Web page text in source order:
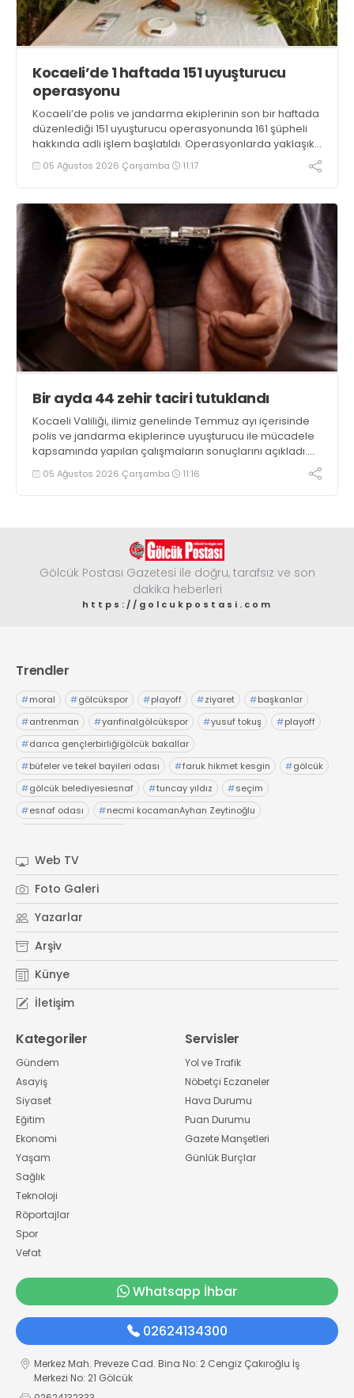
Kocaeli’de 1 haftada 151 uyuşturucu
operasyonu
Kocaeli’de polis ve jandarma ekiplerinin son bir haftada
düzenlediği 151 uyuşturucu operasyonunda 161 şüpheli
hakkında adli işlem başlatıldı. Operasyonlarda yaklaşık
2 kilogram uyuşturucu madde ile 121 kök kenevir bitkisi
ele geçirilirken, 9 şüpheli tutuklandı
05 Ağustos 2026 Çarşamba 11:17
Bir ayda 44 zehir taciri tutuklandı
Kocaeli Valiliği, ilimiz genelinde Temmuz ayı içerisinde
polis ve jandarma ekiplerince uyuşturucu ile mücadele
kapsamında yapılan çalışmaların sonuçlarını açıkladı.
Çalışmalar sonucunda uyuşturucu ve uyarıcı madde
kullanan, ticaretini ve sevkiyatını yapan 44 şahıs
05 Ağustos 2026 Çarşamba 11:16
Gölcük Postası Gazetesi ile doğru, tarafsız ve son
dakika heberleri
https://golcukpostasi.com
Trendler
#moral #gölcükspor #playoff #ziyaret #başkanlar
#antrenman #yarıfinalgölcükspor #yusuf tokuş #playoff
#darıca gençlerbirliğigölcük bakallar
#büfeler ve tekel bayileri odası #faruk hikmet kesgin #gölcük
#gölcük belediyesiesnaf #tuncay yıldız #seçim
#esnaf odası #necmi kocamanAyhan Zeytinoğlu
Web TV
Foto Galeri
Yazarlar
Arşiv
Künye
İletişim
Kategoriler
Gündem
Asayiş
Siyaset
Eğitim
Ekonomi
Yaşam
Sağlık
Teknoloji
Röportajlar
Spor
Vefat
Servisler
Yol ve Trafik
Nöbetçi Eczaneler
Hava Durumu
Puan Durumu
Gazete Manşetleri
Günlük Burçlar
Whatsapp İhbar
02624134300
Merkez Mah. Preveze Cad. Bina No: 2 Cengiz Çakıroğlu İş
Merkezi No: 21 Gölcük